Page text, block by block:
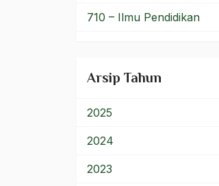
710 – Ilmu Pendidikan
Arsip Tahun
2025
2024
2023
Administratif
Kepemimpinan Islam